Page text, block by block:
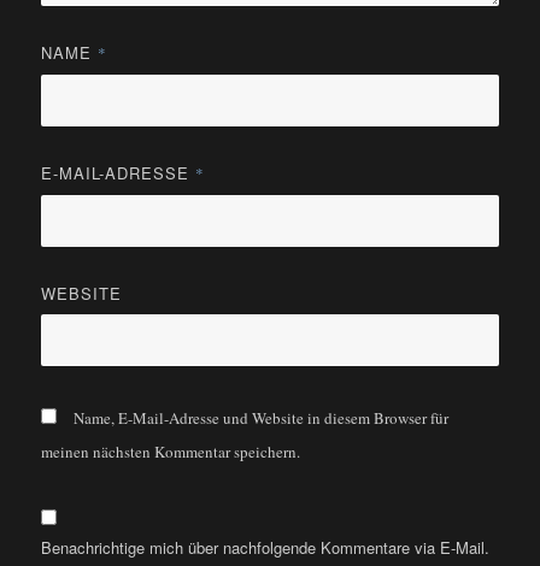
NAME *
E-MAIL-ADRESSE *
WEBSITE
Name, E-Mail-Adresse und Website in diesem Browser für
meinen nächsten Kommentar speichern.
Benachrichtige mich über nachfolgende Kommentare via E-Mail.